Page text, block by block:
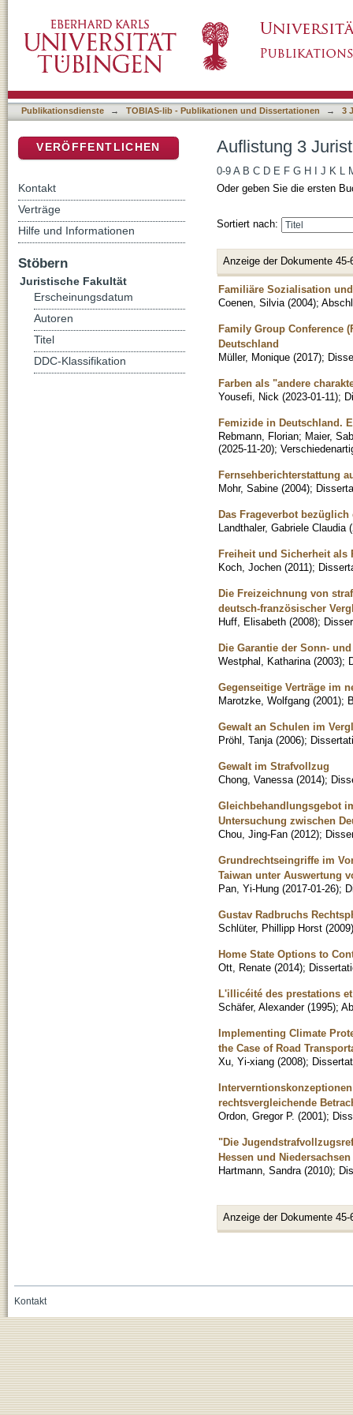
Publikationsdienste → TOBIAS-lib - Publikationen und Dissertationen → 3
Auflistung 3
0-9 A B C D E F G H J K L
Oder geben Sie die ersten
Sortiert nach:
Anzeige der Dokumente 45-
Familiäre Sozialisation
Coenen, Silvia (2004);
Family Group Conference
Deutschland
Müller, Monique (2017);
Farben als "andere
Yousefi, Nick (2023-01-11);
Femizide in Deutschland.
Rebmann, Florian; Maier,
(2025-11-20);
Fernsehberichterstattung
Mohr, Sabine (2004);
Das Frageverbot bezüglich
Landthaler, Gabriele Claudia (
Freiheit und Sicherheit als
Koch, Jochen (2011);
Die Freizeichnung von
deutsch-französischer
Huff, Elisabeth (2008);
Die Garantie der Sonn-
Westphal, Katharina (2003);
Gegenseitige Verträge im
Marotzke, Wolfgang (2001);
Gewalt an Schulen im
Pröhl, Tanja (2006);
Gewalt im Strafvollzug
Chong, Vanessa (2014);
Gleichbehandlungsgebot
Untersuchung zwischen
Chou, Jing-Fan (2012);
Grundrechtseingriffe im
Taiwan unter Auswertung
Pan, Yi-Hung (2017-01-26);
Gustav Radbruchs
Schlüter, Phillipp Horst (2009)
Home State Options to
Ott, Renate (2014);
L'illicéité des prestations
Schäfer, Alexander (1995);
Implementing Climate
the Case of Road
Xu, Yi-xiang (2008);
rechtsvergleichende
Ordon, Gregor P. (2001);
"Die
Hessen und
Hartmann, Sandra (2010);
Anzeige der Dokumente 45-
VERÖFFENTLICHEN
Kontakt
Verträge
Hilfe und Informationen
Stöbern
Juristische Fakultät
Erscheinungsdatum
Autoren
Titel
DDC-Klassifikation
Kontakt